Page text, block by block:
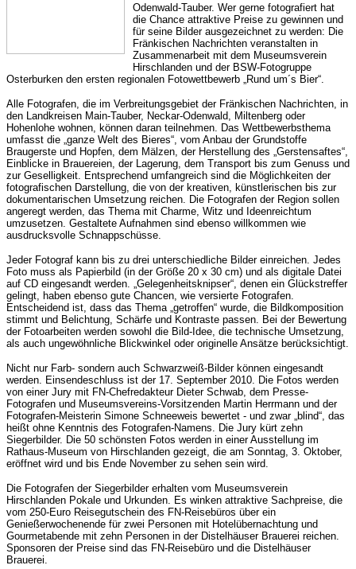
Odenwald-Tauber. Wer gerne fotografiert hat
die Chance attraktive Preise zu gewinnen und
für seine Bilder ausgezeichnet zu werden: Die
Fränkischen Nachrichten veranstalten in
Zusammenarbeit mit dem Museumsverein
Hirschlanden und der BSW-Fotogruppe
Osterburken den ersten regionalen Fotowettbewerb „Rund um´s Bier“.
Alle Fotografen, die im Verbreitungsgebiet der Fränkischen Nachrichten, in
den Landkreisen Main-Tauber, Neckar-Odenwald, Miltenberg oder
Hohenlohe wohnen, können daran teilnehmen. Das Wettbewerbsthema
umfasst die „ganze Welt des Bieres“, vom Anbau der Grundstoffe
Braugerste und Hopfen, dem Mälzen, der Herstellung des „Gerstensaftes“,
Einblicke in Brauereien, der Lagerung, dem Transport bis zum Genuss und
zur Geselligkeit. Entsprechend umfangreich sind die Möglichkeiten der
fotografischen Darstellung, die von der kreativen, künstlerischen bis zur
dokumentarischen Umsetzung reichen. Die Fotografen der Region sollen
angeregt werden, das Thema mit Charme, Witz und Ideenreichtum
umzusetzen. Gestaltete Aufnahmen sind ebenso willkommen wie
ausdrucksvolle Schnappschüsse.
Jeder Fotograf kann bis zu drei unterschiedliche Bilder einreichen. Jedes
Foto muss als Papierbild (in der Größe 20 x 30 cm) und als digitale Datei
auf CD eingesandt werden. „Gelegenheitsknipser“, denen ein Glückstreffer
gelingt, haben ebenso gute Chancen, wie versierte Fotografen.
Entscheidend ist, dass das Thema „getroffen“ wurde, die Bildkomposition
stimmt und Belichtung, Schärfe und Kontraste passen. Bei der Bewertung
der Fotoarbeiten werden sowohl die Bild-Idee, die technische Umsetzung,
als auch ungewöhnliche Blickwinkel oder originelle Ansätze berücksichtigt.
Nicht nur Farb- sondern auch Schwarzweiß-Bilder können eingesandt
werden. Einsendeschluss ist der 17. September 2010. Die Fotos werden
von einer Jury mit FN-Chefredakteur Dieter Schwab, dem Presse-
Fotografen und Museumsvereins-Vorsitzenden Martin Herrmann und der
Fotografen-Meisterin Simone Schneeweis bewertet - und zwar „blind“, das
heißt ohne Kenntnis des Fotografen-Namens. Die Jury kürt zehn
Siegerbilder. Die 50 schönsten Fotos werden in einer Ausstellung im
Rathaus-Museum von Hirschlanden gezeigt, die am Sonntag, 3. Oktober,
eröffnet wird und bis Ende November zu sehen sein wird.
Die Fotografen der Siegerbilder erhalten vom Museumsverein
Hirschlanden Pokale und Urkunden. Es winken attraktive Sachpreise, die
vom 250-Euro Reisegutschein des FN-Reisebüros über ein
Genießerwochenende für zwei Personen mit Hotelübernachtung und
Gourmetabende mit zehn Personen in der Distelhäuser Brauerei reichen.
Sponsoren der Preise sind das FN-Reisebüro und die Distelhäuser
Brauerei.